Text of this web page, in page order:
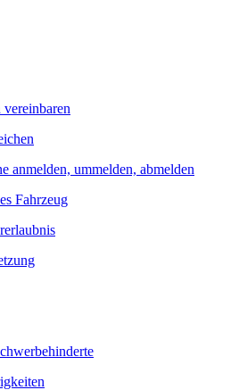
anmelden, ummelden, abmelden
Fahrzeug